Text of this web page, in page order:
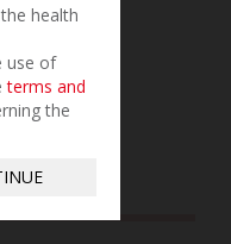
N.2
health
use of
terms and
the